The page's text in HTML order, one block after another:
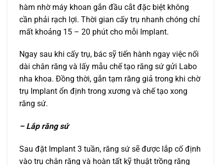
hàm nhờ máy khoan gắn đầu cắt đặc biệt không
cần phải rạch lợi. Thời gian cấy trụ nhanh chóng chỉ
mất khoảng 15 – 20 phút cho mỗi Implant.
Ngay sau khi cấy trụ, bác sỹ tiến hành ngay việc nối
dài chân răng và lấy mẫu chế tạo răng sứ gửi Labo
nha khoa. Đồng thời, gắn tạm răng giả trong khi chờ
trụ Implant ổn định trong xương và chế tạo xong
răng sứ.
– Lắp răng sứ
Sau đặt Implant 3 tuần, răng sứ sẽ được lắp cố định
vào trụ chân răng và hoàn tất kỹ thuật trồng răng